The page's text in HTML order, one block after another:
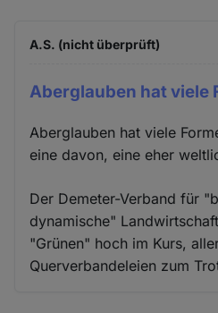
A.S. (nicht überprüft)
Aberglauben hat viele
Aberglauben hat viele
eine davon, eine eher
Der Demeter-Verband für
dynamische"
"Grünen" hoch im Kurs,
Querverbandeleien zum